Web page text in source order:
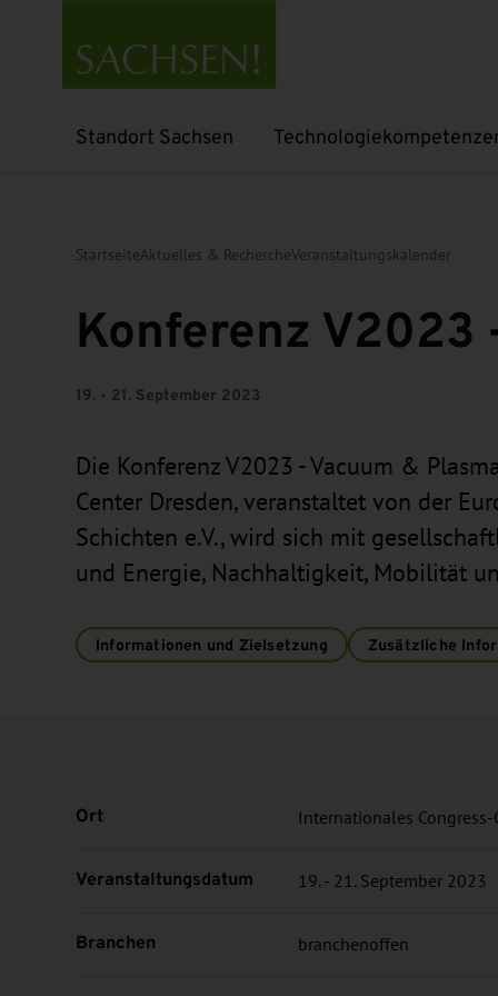
Standort Sachsen
Untermenü öffnen Untermenü öffnen
StartseiteAktuelles & RechercheVeranstaltungskalender
Konferenz V2023
19. - 21. September 2023
Die Konferenz V2023 - Vacuum &
Center Dresden, veranstaltet von der
Schichten e.V., wird sich mit
und Energie, Nachhaltigkeit, Mobilität
Informationen und Zielsetzung Zusätzliche
Ort Internationales Congress-
Veranstaltungsdatum 19. - 21. September 2023
Branchen branchenoffen